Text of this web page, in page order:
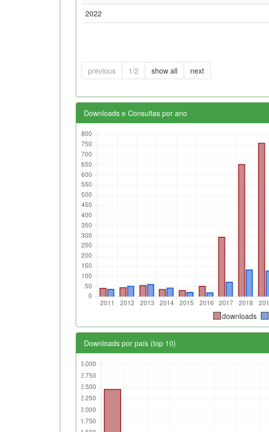
2022
previous 1/2 show all next
Downloads e Consultas por ano
downloads
Downloads por país (top 10)